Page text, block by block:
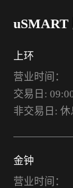
uSMART
上环
营业时间：
交易日:
非交易日: 休
金钟
营业时间：